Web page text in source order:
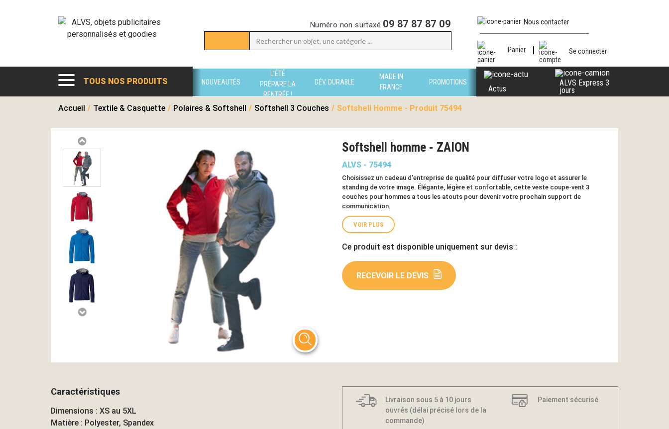
Numéro non surtaxé 09 87 87 87 09 Nous contacter
Panier Se connecter
TOUS NOS PRODUITS NOUVEAUTÉS
L'ÉTÉ
PRÉPARE LA
RENTRÉE !
DÉV. DURABLE
MADE IN
FRANCE
PROMOTIONS
Actus
ALVS Express 3
jours
Accueil / Textile & Casquette / Polaires & Softshell / Softshell 3 Couches / Softshell Homme - Produit 75494
Softshell homme - ZAION
ALVS - 75494
Choisissez un cadeau d'entreprise de qualité pour diffuser votre logo et assurer le
standing de votre image. Élégante, légère et confortable, cette veste coupe-vent 3
couches pour hommes a tous les atouts pour devenir votre prochain support de
communication.
VOIR PLUS
Ce produit est disponible uniquement sur devis :
RECEVOIR LE DEVIS
Caractéristiques
Dimensions : XS au 5XL
Matière : Polyester, Spandex
Livraison sous 5 à 10 jours
ouvrés (délai précisé lors de la
commande)
Paiement sécurisé